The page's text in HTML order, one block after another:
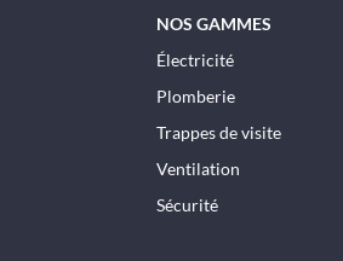
NOS GAMMES
Électricité
Plomberie
Trappes de visite
Ventilation
Sécurité